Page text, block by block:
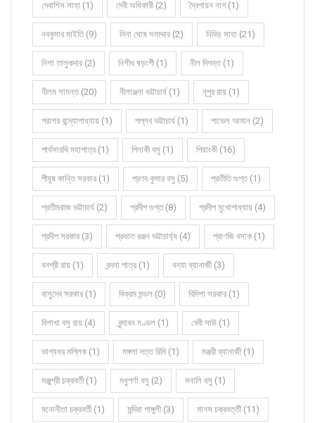
দেবাশিস সাহা (1) দেবী অধিকারী (2) দ্বৈপায়ন নাগ (1)
নবকুমার মাইতি (9) নিনা ঘোষ সমাদ্দার (2) নিবিড় সাহা (21)
নিশা তালুকদার (2) নিশীথ ষড়ংগী (1) নীল দিগন্ত (1)
নীলম সামন্ত (20) নীলাঞ্জনা ভট্টাচার্য (1) নূপুর রায় (1)
পরাশর বন্দ্যোপাধ্যায় (1) পল্লব ভট্টাচার্য (1) পাভেল আমান (2)
পার্থসারথি মহাপাত্র (1) পিনাকী বসু (1) পিয়াংকী (16)
পীযূষ কান্তি সরকার (1) প্রণব কুমার বসু (5) প্রতীতি গুপ্ত (1)
প্রতীমরাজ ভট্টাচার্য (2) প্রদীপ গুপ্ত (8) প্রদীপ মুখোপাধ্যায় (4)
প্রদীপ সরকার (3) প্রভাত রঞ্জন ভট্টাচার্য্য (4) প্রাণজি বসাক (1)
বনশ্রী রায় (1) বন্দনা পাত্র (1) বন্যা ব্যানার্জী (3)
বাসুদেব সরকার (1) বিক্রম মন্ডল (0) বিদিশা সরকার (1)
বিশাখা বসু রায় (4) বৃন্দাবন মণ্ডল (1) বেবী সাউ (1)
ভাগ্যধর মল্লিক (1) মঙ্গলা দত্ত রিমি (1) মঞ্জরী ব্যানার্জী (1)
মঞ্জুশ্রী চক্রবর্তী (1) মধুপর্ণা বসু (2) মনালি বসু (1)
মনোনীতা চক্রবর্তী (1) মন্দিরা গাঙ্গুলী (3) মানস চক্রবর্ত্তী (11)